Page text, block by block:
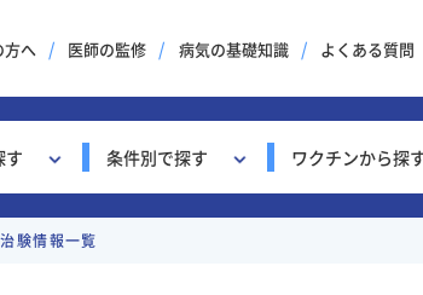
へ 医師の監修 病気の基礎知識 よくある質問
す 条件別で探す ワクチンから探
治験情報一覧